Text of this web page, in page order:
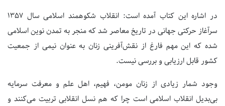
در اشاره این کتاب آمده است: انقلاب شکوهمند اسلامی سال ۱۳۵۷
سرآغاز حرکتی جهانی در تاریخ معاصر شد که منجر به تمدن نوین اسلامی
شده که این مهم فارغ از نقش‌آفرینی زنان به عنوان نیمی از جمعیت
کشور قابل ارزیابی و بررسی نیست.
وجود شمار زیادی از زنان مومن، فهیم، اهل علم و معرفت سرمایه‌
بی‌بدیل انقلاب اسلامی است چرا که هم نسل انقلابی تربیت می‌کنند و